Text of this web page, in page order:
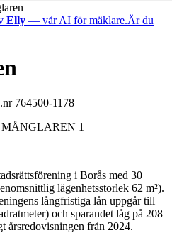
Elly — vår AI för mäklare.Är du
764500-1178
1
i Borås med 30
lägenhetsstorlek 62 m²).
långfristiga lån uppgår till
och sparandet låg på 208
årsredovisningen från 2024.